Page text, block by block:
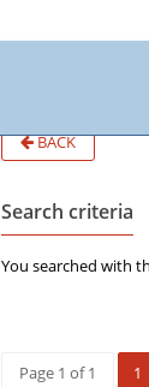
BACK
Search criteria
You searched with
Page 1 of 1 1